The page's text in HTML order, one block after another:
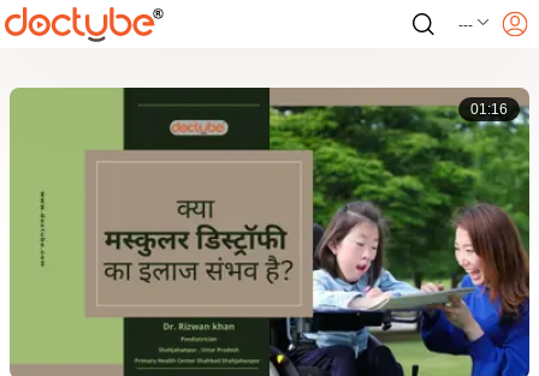
---
01:16